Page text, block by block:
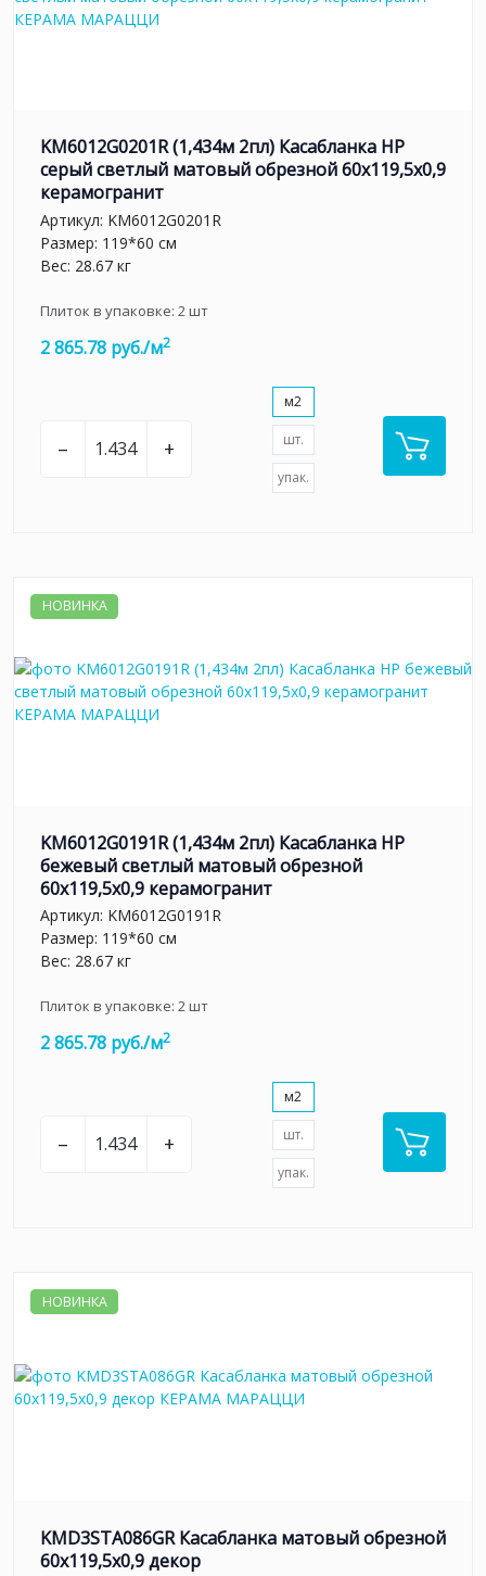
KM6012G0201R (1,434м 2пл) Касабланка HP
серый светлый матовый обрезной 60x119,5x0,9
керамогранит
Артикул: KM6012G0201R
Размер: 119*60 см
Вес: 28.67 кг
Плиток в упаковке: 2шт
2 865.78 руб./м2
– +
м2
шт.
упак.
НОВИНКА
KM6012G0191R (1,434м 2пл) Касабланка HP
бежевый светлый матовый обрезной
60x119,5x0,9 керамогранит
Артикул: KM6012G0191R
Размер: 119*60 см
Вес: 28.67 кг
Плиток в упаковке: 2шт
2 865.78 руб./м2
– +
м2
шт.
упак.
НОВИНКА
KMD3STA086GR Касабланка матовый обрезной
60x119,5x0,9 декор